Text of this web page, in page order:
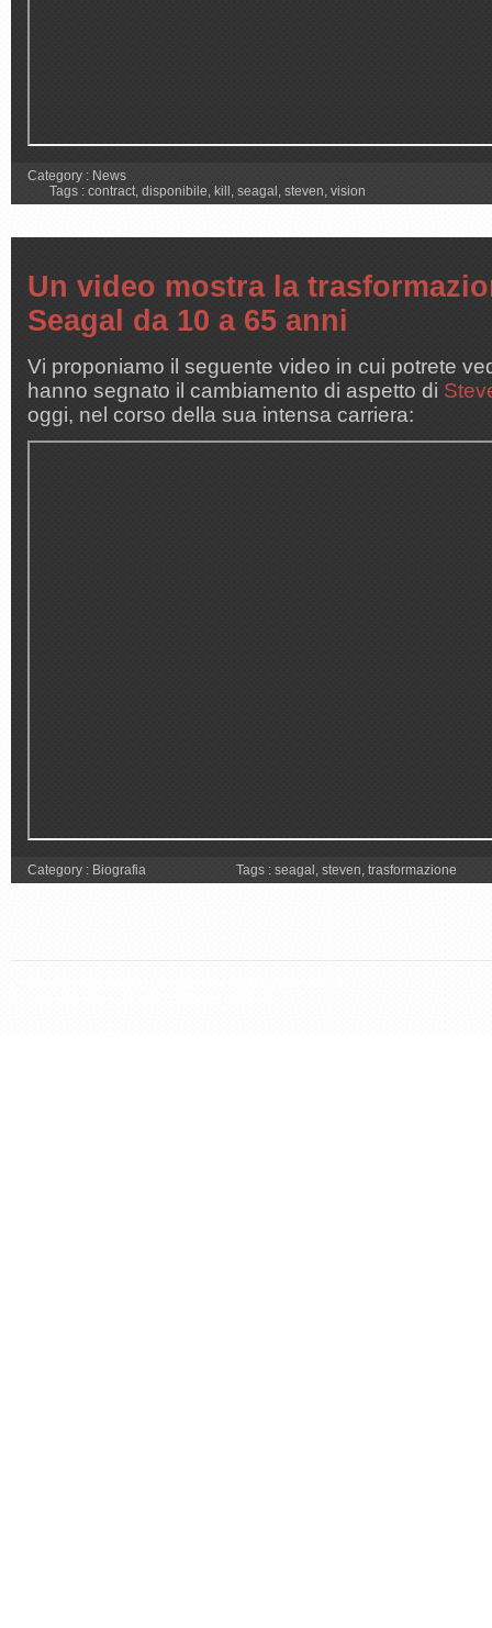
Category : News
Tags : contract, disponibile, kill , seagal , steven, vision
Un video mostra la
Seagal da 10 a 65 anni
Vi proponiamo il seguente video in cui potrete
hanno segnato il cambiamento di aspetto di
oggi, nel corso della sua intensa carriera:
Category : Biografia Tags : seagal , steven, trasformazione